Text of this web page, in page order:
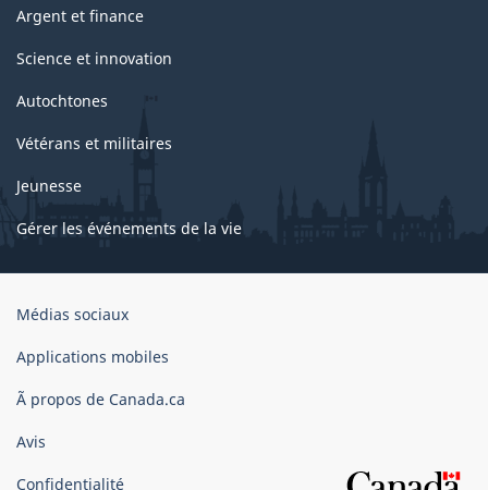
Argent et finance
Science et innovation
Autochtones
Vétérans et militaires
Jeunesse
Gérer les événements de la vie
Organisation
gouvernement
Canada
Médias sociaux
Applications mobiles
Ã propos de Canada.ca
Avis
Confidentialité